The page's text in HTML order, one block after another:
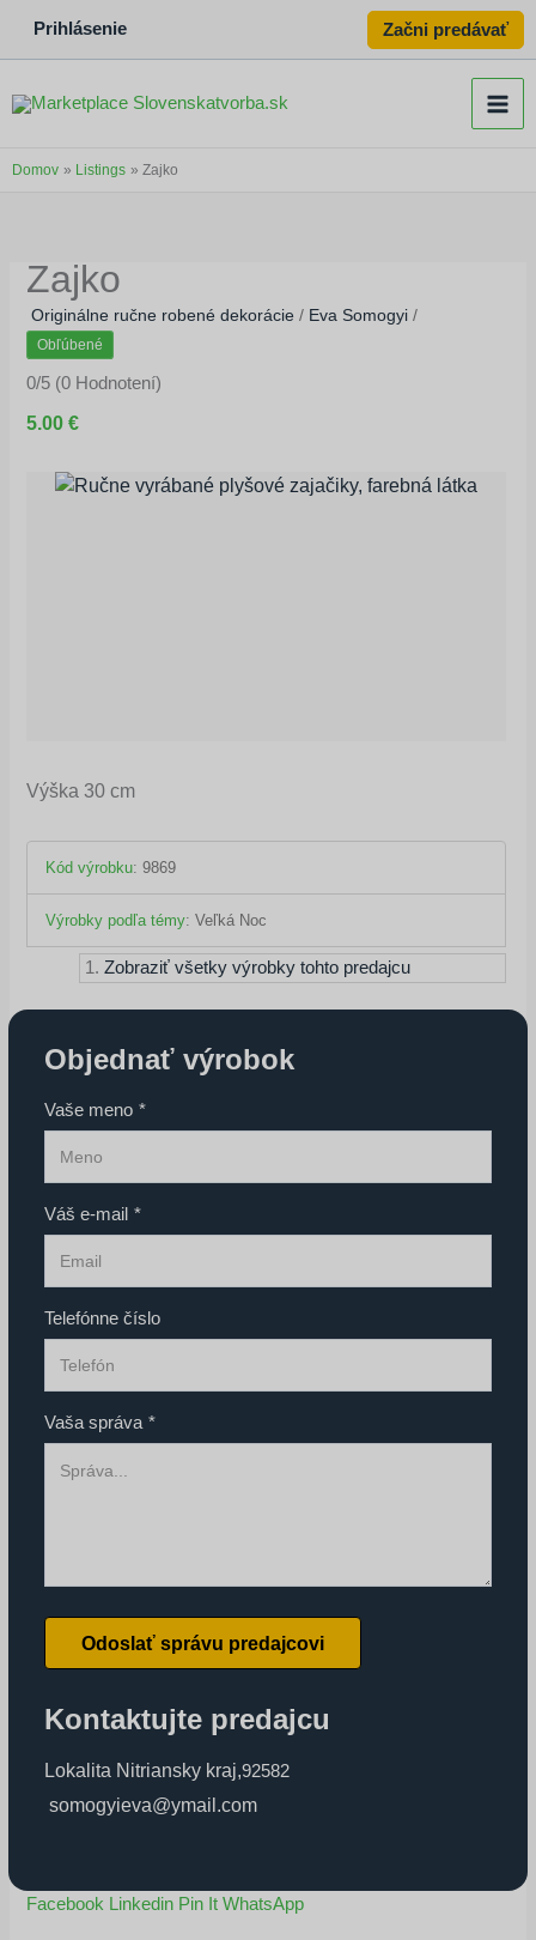
Prihlásenie Začni predávať
Domov Listings Zajko
Zajko
Originálne ručne robené dekorácie / Eva Somogyi /
Obľúbené
0/5 (0 Hodnotení)
5.00 €
Výška 30 cm
Kód výrobku:9869
Výrobky podľa témy:Veľká Noc
Zobraziť všetky výrobky tohto predajcu
Kontaktujte predajcu
Lokalita Nitriansky kraj,92582
somogyieva@ymail.com
Objednať výrobok
Vaše meno *
Váš e-mail *
Telefónne číslo
Vaša správa *
Odoslať správu predajcovi
Facebook Linkedin Pin It WhatsApp